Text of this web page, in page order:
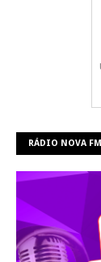
RÁDIO NOVA FM